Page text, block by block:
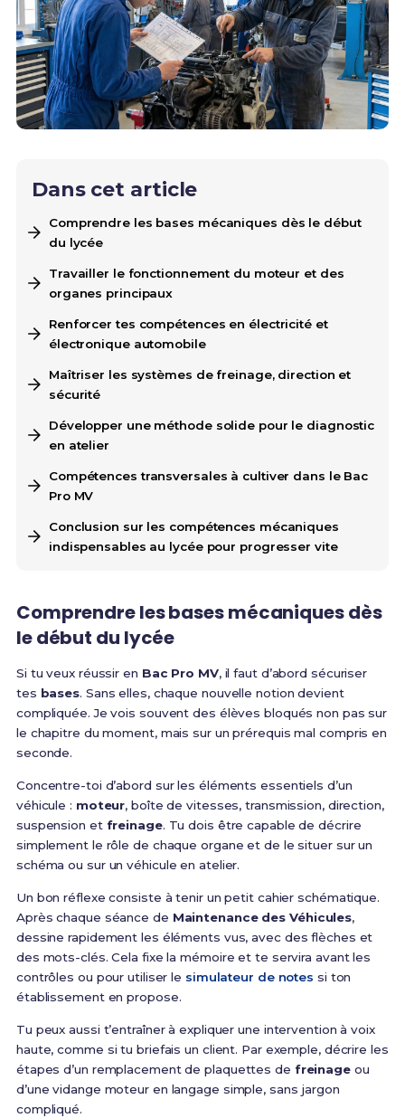
Dans cet article
Comprendre les bases mécaniques dès le début
du lycée
Travailler le fonctionnement du moteur et des
organes principaux
Renforcer tes compétences en électricité et
électronique automobile
Maîtriser les systèmes de freinage, direction et
sécurité
Développer une méthode solide pour le diagnostic
en atelier
Compétences transversales à cultiver dans le Bac
Pro MV
Conclusion sur les compétences mécaniques
indispensables au lycée pour progresser vite
Comprendre les bases mécaniques dès
le début du lycée
Si tu veux réussir en Bac Pro MV, il faut d’abord sécuriser
tes bases. Sans elles, chaque nouvelle notion devient
compliquée. Je vois souvent des élèves bloqués non pas sur
le chapitre du moment, mais sur un prérequis mal compris en
seconde.
Concentre-toi d’abord sur les éléments essentiels d’un
véhicule : moteur, boîte de vitesses, transmission, direction,
suspension et freinage. Tu dois être capable de décrire
simplement le rôle de chaque organe et de le situer sur un
schéma ou sur un véhicule en atelier.
Un bon réflexe consiste à tenir un petit cahier schématique.
Après chaque séance de Maintenance des Véhicules,
dessine rapidement les éléments vus, avec des flèches et
des mots-clés. Cela fixe la mémoire et te servira avant les
contrôles ou pour utiliser le simulateur de notes si ton
établissement en propose.
Tu peux aussi t’entraîner à expliquer une intervention à voix
haute, comme si tu briefais un client. Par exemple, décrire les
étapes d’un remplacement de plaquettes de freinageou
d’une vidange moteur en langage simple, sans jargon
compliqué.